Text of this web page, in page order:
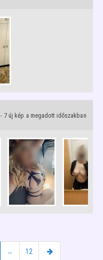
- 7 új kép a megadott időszakban
… 12